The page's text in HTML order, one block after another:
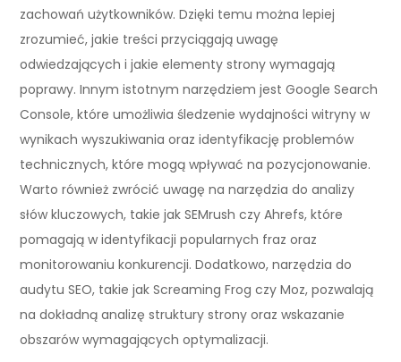
zachowań użytkowników. Dzięki temu można lepiej
zrozumieć, jakie treści przyciągają uwagę
odwiedzających i jakie elementy strony wymagają
poprawy. Innym istotnym narzędziem jest Google Search
Console, które umożliwia śledzenie wydajności witryny w
wynikach wyszukiwania oraz identyfikację problemów
technicznych, które mogą wpływać na pozycjonowanie.
Warto również zwrócić uwagę na narzędzia do analizy
słów kluczowych, takie jak SEMrush czy Ahrefs, które
pomagają w identyfikacji popularnych fraz oraz
monitorowaniu konkurencji. Dodatkowo, narzędzia do
audytu SEO, takie jak Screaming Frog czy Moz, pozwalają
na dokładną analizę struktury strony oraz wskazanie
obszarów wymagających optymalizacji.